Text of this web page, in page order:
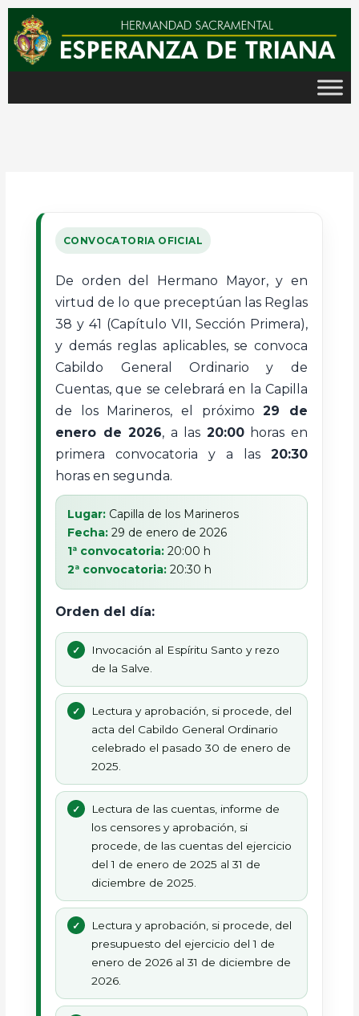
contenido
CONVOCATORIA OFICIAL
De orden del Hermano Mayor, y en
virtud de lo que preceptúan las Reglas
38 y 41 (Capítulo VII, Sección Primera),
y demás reglas aplicables, se convoca
Cabildo General Ordinario y de
Cuentas, que se celebrará en la Capilla
de los Marineros, el próximo29 de
enero de 2026, a las 20:00horas en
primera convocatoria y a las 20:30
horas en segunda.
Lugar: Capilla de los Marineros
Fecha: 29 de enero de 2026
1ª convocatoria: 20:00 h
2ª convocatoria: 20:30 h
Orden del día:
Invocación al Espíritu Santo y rezo
de la Salve.
Lectura y aprobación, si procede, del
acta del Cabildo General Ordinario
celebrado el pasado 30 de enero de
2025.
Lectura de las cuentas, informe de
los censores y aprobación, si
procede, de las cuentas del ejercicio
del 1 de enero de 2025 al 31 de
diciembre de 2025.
Lectura y aprobación, si procede, del
presupuesto del ejercicio del 1 de
enero de 2026 al 31 de diciembre de
2026.